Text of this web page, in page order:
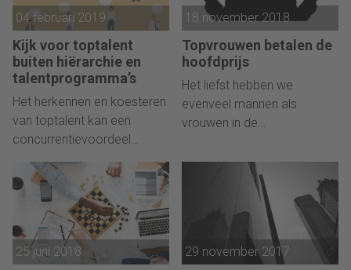
04 februari 2019
Kijk voor toptalent
buiten hiërarchie en
talentprogramma’s
Het herkennen en koesteren
van toptalent kan een
concurrentievoordeel
opleveren. De top moet
daarvoor wel verder kijken
dan de hiërarchie en
talentprogramma’s.
18 november 2018
Topvrouwen betalen de
hoofdprijs
Het liefst hebben we
evenveel mannen als
vrouwen in de
verzuimen daarbij naar
belangrijke sociale,
psychologische en culturele
feiten te kijken.
25 juni 2018 29 november 2017